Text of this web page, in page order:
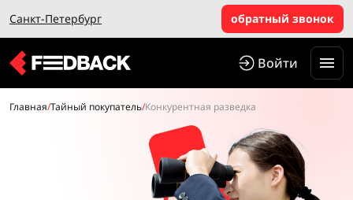
Санкт-Петербург обратный звонок
Войти
Главная/Тайный покупатель/Конкурентная разведка